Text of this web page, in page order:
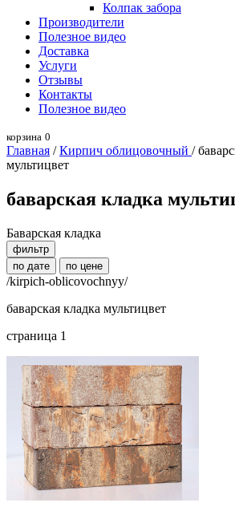
Колпак забора
Производители
Полезное видео
Доставка
Услуги
Отзывы
Контакты
Полезное видео
корзина 0
Главная /Кирпич облицовочный /
мультицвет
баварская кладка
Баварская кладка
фильтр
по дате
по цене
/kirpich-oblicovochnyy/
баварская кладка мультицвет
страница 1